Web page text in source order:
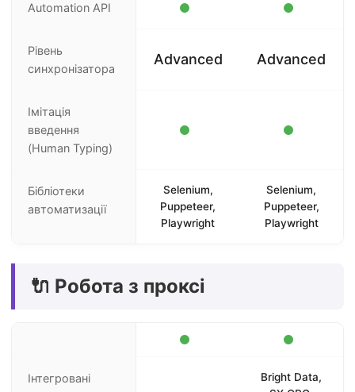
Automation API
Рівень
синхронізатора
Advanced Advanced
Імітація
введення
(Human Typing)
Бібліотеки
автоматизації
Selenium,
Puppeteer,
Playwright
Selenium,
Puppeteer,
Playwright
🔌 Робота з проксі
Інтегровані
Bright Data,